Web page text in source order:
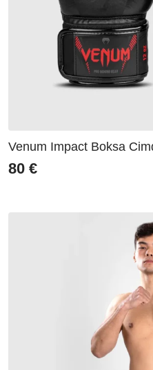
Venum Impact Boksa
80 €